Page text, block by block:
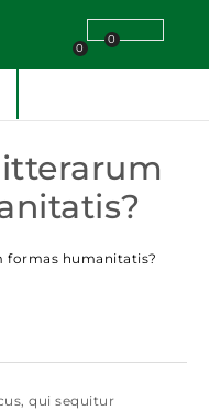
0
0
humanitatis?
qui sequitur